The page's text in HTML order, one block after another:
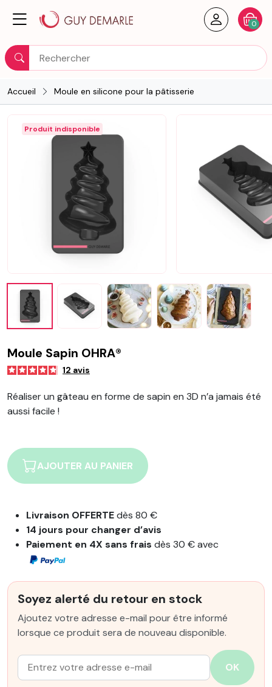
Rechercher
Créer
0
Accueil Moule en silicone pour la pâtisserie
Produit indisponible
Moule Sapin OHRA®
12 avis
Réaliser un gâteau en forme de sapin en 3D n’a jamais été
aussi facile !
AJOUTER AU PANIER
Livraison OFFERTEdès 80 €
14 jours pour changer d’avis
Paiement en 4X sans fraisdès 30 € avec
Soyez alerté du retour en stock
Ajoutez votre adresse e-mail pour être informé
lorsque ce produit sera de nouveau disponible.
Email :
OK